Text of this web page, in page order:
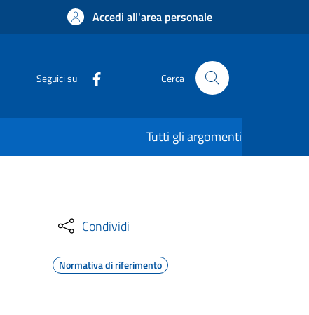
Accedi all'area personale
Seguici su Cerca
Tutti gli argomenti
Condividi
Normativa di riferimento